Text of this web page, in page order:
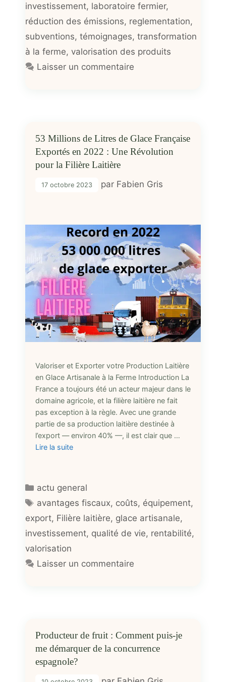
investissement, laboratoire fermier,
réduction des émissions, reglementation,
subventions, témoignages, transformation
à la ferme, valorisation des produits
Laisser un commentaire
53 Millions de Litres de Glace Française
Exportés en 2022 : Une Révolution
pour la Filière Laitière
17 octobre 2023 par Fabien Gris
Valoriser et Exporter votre Production Laitière
en Glace Artisanale à la Ferme Introduction La
France a toujours été un acteur majeur dans le
domaine agricole, et la filière laitière ne fait
pas exception à la règle. Avec une grande
partie de sa production laitière destinée à
l’export — environ 40% —, il est clair que …
Lire la suite
Catégories
actu general
Étiquettes
avantages fiscaux, coûts, équipement,
export, Filière laitière, glace artisanale,
investissement, qualité de vie, rentabilité,
valorisation
Laisser un commentaire
Producteur de fruit : Comment puis-je
me démarquer de la concurrence
espagnole?